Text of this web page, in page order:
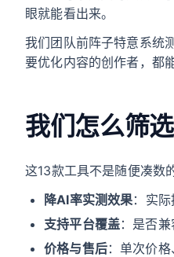
眼就能看出来。
我们团队前阵子特意系统
要优化内容的创作者，都
我们怎么筛
这13款工具不是随便凑数
降AI率实测效果：实
支持平台覆盖：是否
价格与售后：单次价格